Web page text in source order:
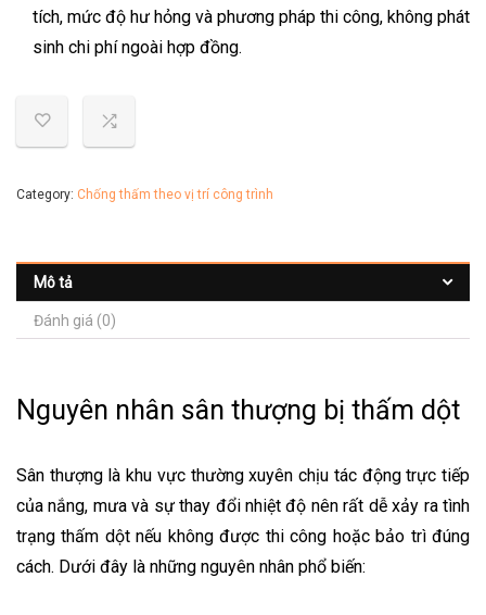
tích, mức độ hư hỏng và phương pháp thi công, không phát
sinh chi phí ngoài hợp đồng.
Category: Chống thấm theo vị trí công trình
Mô tả
Đánh giá (0)
Nguyên nhân sân thượng bị thấm dột
Sân thượng là khu vực thường xuyên chịu tác động trực tiếp
của nắng, mưa và sự thay đổi nhiệt độ nên rất dễ xảy ra tình
trạng thấm dột nếu không được thi công hoặc bảo trì đúng
cách. Dưới đây là những nguyên nhân phổ biến: